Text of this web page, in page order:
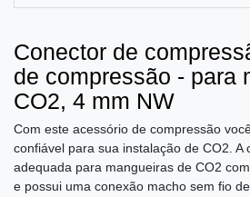
Conector de
de compressão - para
CO2, 4 mm NW
Com este acessório de compressão
confiável para sua instalação de CO2. A
adequada para mangueiras de CO2
e possui uma conexão macho sem fio